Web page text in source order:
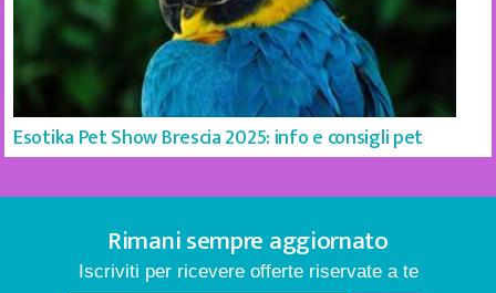
Esotika Pet Show Brescia 2025: info e consigli pet
Rimani sempre aggiornato
Iscriviti per ricevere offerte riservate a te